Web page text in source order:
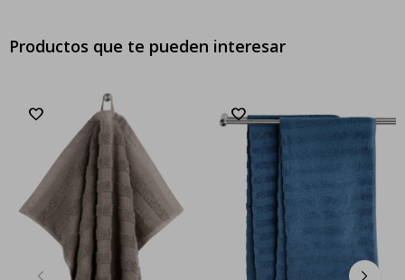
Productos que te pueden interesar